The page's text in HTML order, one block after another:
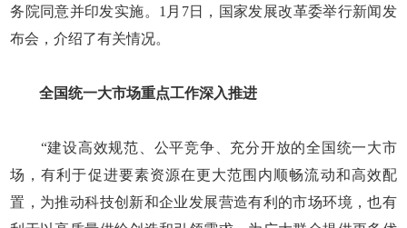
务院同意并印发实施。1月7日，国家发展改革委举行新闻发
布会，介绍了有关情况。
全国统一大市场重点工作深入推进
“建设高效规范、公平竞争、充分开放的全国统一大市
场，有利于促进要素资源在更大范围内顺畅流动和高效配
置，为推动科技创新和企业发展营造有利的市场环境，也有